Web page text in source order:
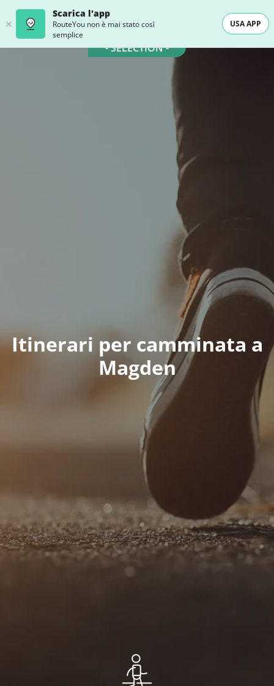
Scarica l'app
RouteYou non è mai stato così
semplice
USA APP
- SELECTION -
Itinerari per camminata a
Magden